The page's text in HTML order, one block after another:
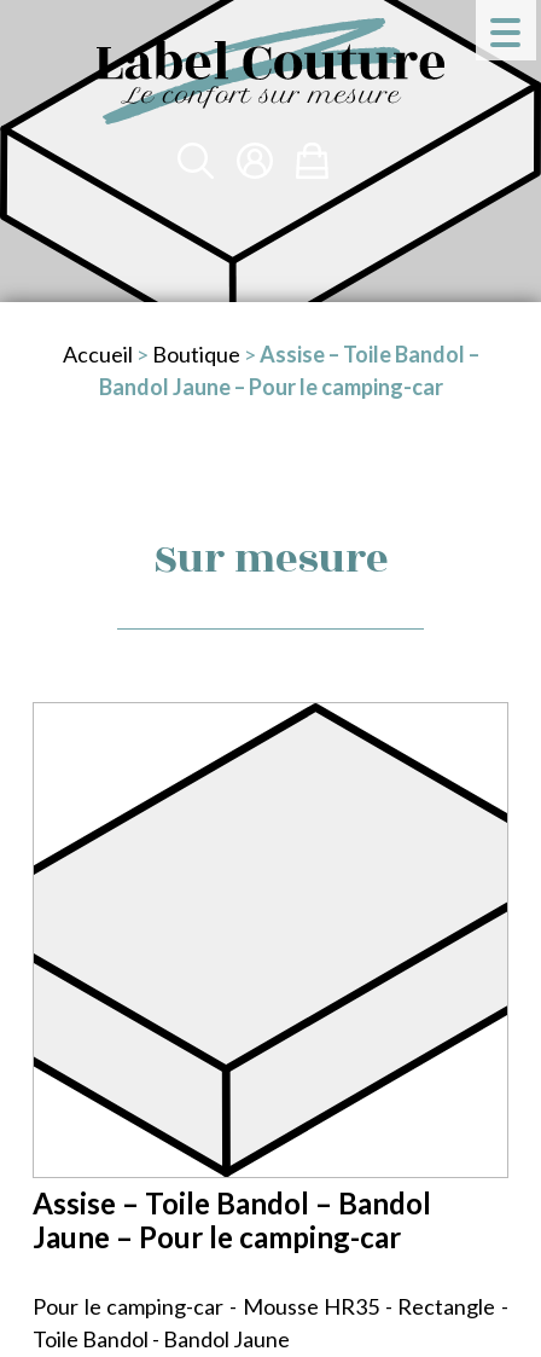
Accueil > Boutique >Assise – Toile Bandol –
Bandol Jaune – Pour le camping-car
Sur mesure
Assise – Toile Bandol – Bandol
Jaune – Pour le camping-car
Pour le camping-car - Mousse HR35 - Rectangle -
Toile Bandol - Bandol Jaune